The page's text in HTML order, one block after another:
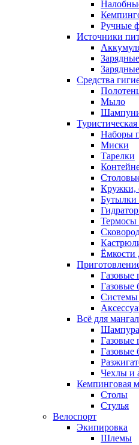
Ручные
Источники
Средства
Мыло
Туристическая
Наборы
Миски
Тарелки
Кружки,
Бутылки
Термосы
Ёмкости
Газовые
Газовые
Системы
Всё для
Шампура
Газовые
Газовые
Чехлы и
Кемпинговая
Столы
Стулья
Велоспорт
Экипировка
Шлемы